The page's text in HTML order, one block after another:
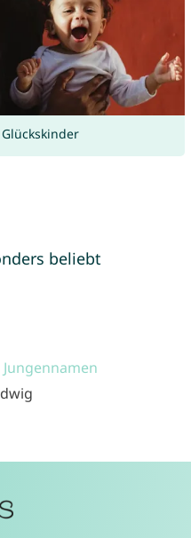
beliebt
Jungennamen